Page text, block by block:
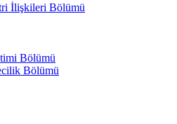
İlişkileri Bölümü
Bölümü
Bölümü